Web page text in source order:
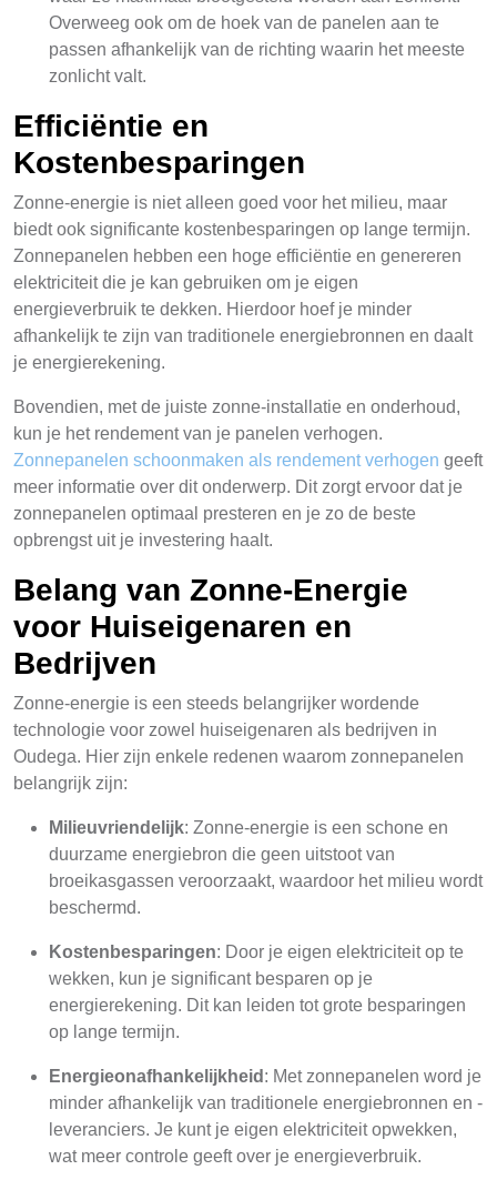
Overweeg ook om de hoek van de panelen aan te
passen afhankelijk van de richting waarin het meeste
zonlicht valt.
Efficiëntie en
Kostenbesparingen
Zonne-energie is niet alleen goed voor het milieu, maar
biedt ook significante kostenbesparingen op lange termijn.
Zonnepanelen hebben een hoge efficiëntie en genereren
elektriciteit die je kan gebruiken om je eigen
energieverbruik te dekken. Hierdoor hoef je minder
afhankelijk te zijn van traditionele energiebronnen en daalt
je energierekening.
Bovendien, met de juiste zonne-installatie en onderhoud,
kun je het rendement van je panelen verhogen.
Zonnepanelen schoonmaken als rendement verhogen geeft
meer informatie over dit onderwerp. Dit zorgt ervoor dat je
zonnepanelen optimaal presteren en je zo de beste
opbrengst uit je investering haalt.
Belang van Zonne-Energie
voor Huiseigenaren en
Bedrijven
Zonne-energie is een steeds belangrijker wordende
technologie voor zowel huiseigenaren als bedrijven in
Oudega. Hier zijn enkele redenen waarom zonnepanelen
belangrijk zijn:
Milieuvriendelijk: Zonne-energie is een schone en
duurzame energiebron die geen uitstoot van
broeikasgassen veroorzaakt, waardoor het milieu wordt
beschermd.
Kostenbesparingen: Door je eigen elektriciteit op te
wekken, kun je significant besparen op je
energierekening. Dit kan leiden tot grote besparingen
op lange termijn.
Energieonafhankelijkheid : Met zonnepanelen word je
minder afhankelijk van traditionele energiebronnen en -
leveranciers. Je kunt je eigen elektriciteit opwekken,
wat meer controle geeft over je energieverbruik.